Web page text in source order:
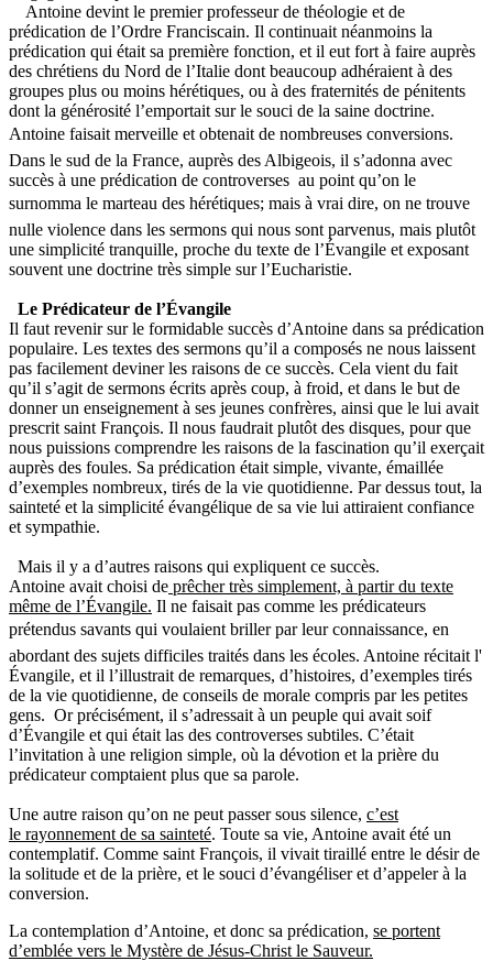
Antoine devint le premier professeur de théologie et de
prédication de l’Ordre Franciscain. Il continuait néanmoins la
prédication qui était sa première fonction, et il eut fort à faire auprès
des chrétiens du Nord de l’Italie dont beaucoup adhéraient à des
groupes plus ou moins hérétiques, ou à des fraternités de pénitents
dont la générosité l’emportait sur le souci de la saine doctrine.
Antoine faisait merveille et obtenait de nombreuses conversions.
Dans le sud de la France, auprès des Albigeois, il s’adonna avec
succès à une prédication de controverses au point qu’on le
surnomma le marteau des hérétiques; mais à vrai dire, on ne trouve
nulle violence dans les sermons qui nous sont parvenus, mais plutôt
une simplicité tranquille, proche du texte de l’Évangile et exposant
souvent une doctrine très simple sur l’Eucharistie.
Le Prédicateur de l’Évangile
Il faut revenir sur le formidable succès d’Antoine dans sa prédication
populaire. Les textes des sermons qu’il a composés ne nous laissent
pas facilement deviner les raisons de ce succès. Cela vient du fait
qu’il s’agit de sermons écrits après coup, à froid, et dans le but de
donner un enseignement à ses jeunes confrères, ainsi que le lui avait
prescrit saint François. Il nous faudrait plutôt des disques, pour que
nous puissions comprendre les raisons de la fascination qu’il exerçait
auprès des foules. Sa prédication était simple, vivante, émaillée
d’exemples nombreux, tirés de la vie quotidienne. Par dessus tout, la
sainteté et la simplicité évangélique de sa vie lui attiraient confiance
et sympathie.
Mais il y a d’autres raisons qui expliquent ce succès.
Antoine avait choisi de prêcher très simplement, à partir du texte
même de l’Évangile. Il ne faisait pas comme les prédicateurs
prétendus savants qui voulaient briller par leur connaissance, en
abordant des sujets difficiles traités dans les écoles. Antoine récitait l'
Évangile, et il l’illustrait de remarques, d’histoires, d’exemples tirés
de la vie quotidienne, de conseils de morale compris par les petites
gens. Or précisément, il s’adressait à un peuple qui avait soif
d’Évangile et qui était las des controverses subtiles. C’était
l’invitation à une religion simple, où la dévotion et la prière du
prédicateur comptaient plus que sa parole.
Une autre raison qu’on ne peut passer sous silence, c’est
le rayonnement de sa sainteté. Toute sa vie, Antoine avait été un
contemplatif. Comme saint François, il vivait tiraillé entre le désir de
la solitude et de la prière, et le souci d’évangéliser et d’appeler à la
conversion.
La contemplation d’Antoine, et donc sa prédication, se portent
d’emblée vers le Mystère de Jésus-Christ le Sauveur.